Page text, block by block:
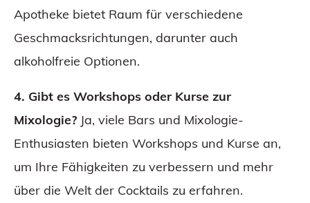
Apotheke bietet Raum für verschiedene
Geschmacksrichtungen, darunter auch
alkoholfreie Optionen.
4. Gibt es Workshops oder Kurse zur
Mixologie? Ja, viele Bars und Mixologie-
Enthusiasten bieten Workshops und Kurse an,
um Ihre Fähigkeiten zu verbessern und mehr
über die Welt der Cocktails zu erfahren.